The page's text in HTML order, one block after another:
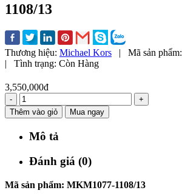
1108/13
Thương hiệu: Michael Kors | Mã sản phẩm:
|
Tình trạng: Còn Hàng
3,550,000đ
-
+
Thêm vào giỏ
Mua ngay
Mô tả
Đánh giá (0)
Mã sản phẩm: MKM1077-1108/13